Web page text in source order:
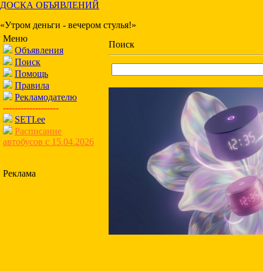
ДОСКА ОБЪЯВЛЕНИЙ
«Утром деньги - вечером стулья!»
Меню
Объявления
Поиск
Помощь
Правила
Рекламодателю
-------------------
SETI.ee
Расписание
автобусов с 15.04.2026
Реклама
Поиск